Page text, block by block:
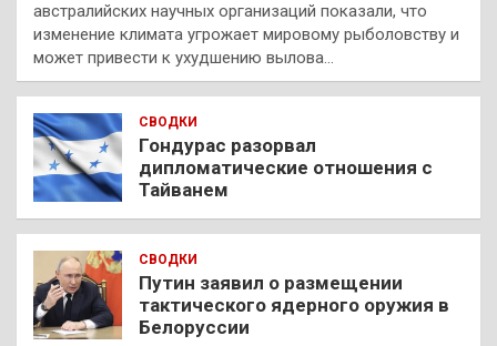
австралийских научных организаций показали, что
изменение климата угрожает мировому рыболовству и
может привести к ухудшению вылова…
СВОДКИ
Гондурас разорвал
дипломатические отношения с
Тайванем
СВОДКИ
Путин заявил о размещении
тактического ядерного оружия в
Белоруссии